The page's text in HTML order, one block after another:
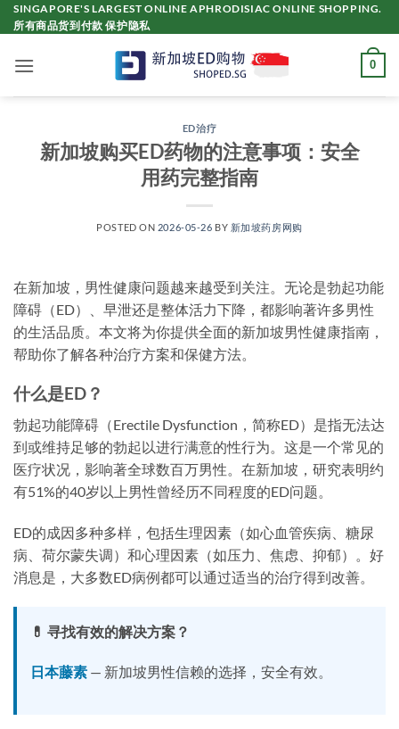
Skip
to
SINGAPORE'S LARGEST ONLINE APHRODISIAC ONLINE SHOPPING.
所有商品货到付款 保护隐私
0
ED治疗
新加坡购买ED药物的注意事项：安全
用药完整指南
POSTED ON 2026-05-26 BY 新加坡药房网购
在新加坡，男性健康问题越来越受到关注。无论是勃起功能
障碍（ED）、早泄还是整体活力下降，都影响著许多男性
的生活品质。本文将为你提供全面的新加坡男性健康指南，
帮助你了解各种治疗方案和保健方法。
什么是ED？
勃起功能障碍（Erectile Dysfunction，简称ED）是指无法达
到或维持足够的勃起以进行满意的性行为。这是一个常见的
医疗状况，影响著全球数百万男性。在新加坡，研究表明约
有51%的40岁以上男性曾经历不同程度的ED问题。
ED的成因多种多样，包括生理因素（如心血管疾病、糖尿
病、荷尔蒙失调）和心理因素（如压力、焦虑、抑郁）。好
消息是，大多数ED病例都可以通过适当的治疗得到改善。
💊 寻找有效的解决方案？
日本藤素 — 新加坡男性信赖的选择，安全有效。